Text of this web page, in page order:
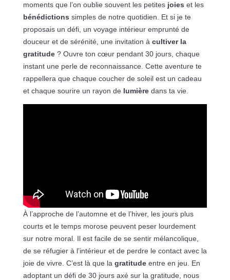
moments que l’on oublie souvent les petites joies et les
bénédictions simples de notre quotidien. Et si je te
proposais un défi, un voyage intérieur emprunté de
douceur et de sérénité, une invitation à cultiver la
gratitude? Ouvre ton cœur pendant 30 jours, chaque
instant une perle de reconnaissance. Cette aventure te
rappellera que chaque coucher de soleil est un cadeau
et chaque sourire un rayon de lumièredans ta vie.
À l’approche de l’automne et de l’hiver, les jours plus
courts et le temps morose peuvent peser lourdement
sur notre moral. Il est facile de se sentir mélancolique,
de se réfugier à l’intérieur et de perdre le contact avec la
joie de vivre. C’est là que la gratitudeentre en jeu. En
adoptant un défi de 30 jours axé sur la gratitude, nous